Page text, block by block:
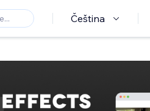
Čeština